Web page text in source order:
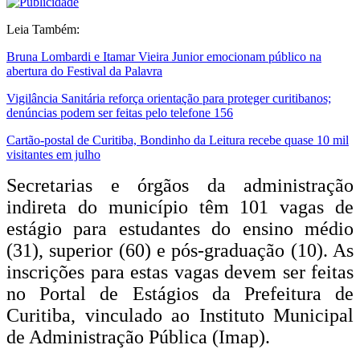
Leia Também:
Bruna Lombardi e Itamar Vieira Junior emocionam público na
abertura do Festival da Palavra
Vigilância Sanitária reforça orientação para proteger curitibanos;
denúncias podem ser feitas pelo telefone 156
Cartão-postal de Curitiba, Bondinho da Leitura recebe quase 10 mil
visitantes em julho
Secretarias e órgãos da administração
indireta do município têm 101 vagas de
estágio para estudantes do ensino médio
(31), superior (60) e pós-graduação (10). As
inscrições para estas vagas devem ser feitas
no Portal de Estágios da Prefeitura de
Curitiba, vinculado ao Instituto Municipal
de Administração Pública (Imap).